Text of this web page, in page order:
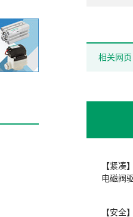
相关网页
【紧凑
电磁阀
【安全